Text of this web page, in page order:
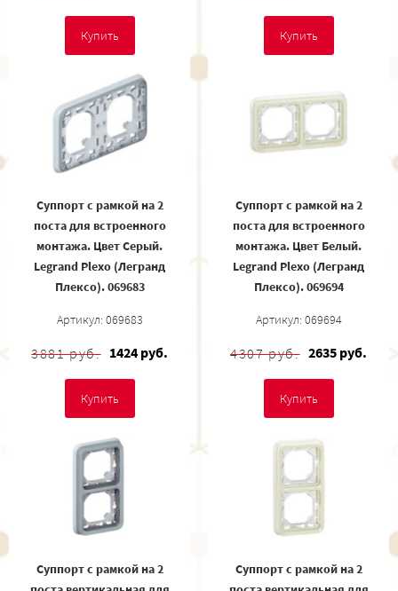
Купить Купить
Суппорт с рамкой на 2
поста для встроенного
монтажа. Цвет Cерый.
Legrand Plexo (Легранд
Плексо). 069683
Артикул: 069683
3881 руб. 1424 руб.
Купить
Суппорт с рамкой на 2
поста для встроенного
монтажа. Цвет Белый.
Legrand Plexo (Легранд
Плексо). 069694
Артикул: 069694
4307 руб. 2635 руб.
Купить
Суппорт с рамкой на 2
Суппорт с рамкой на 2